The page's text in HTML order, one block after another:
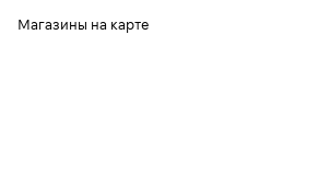
Магазины на карте